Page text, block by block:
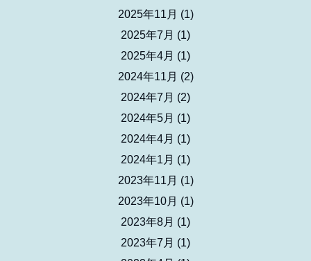
2025年11月 (1)
2025年7月 (1)
2025年4月 (1)
2024年11月 (2)
2024年7月 (2)
2024年5月 (1)
2024年4月 (1)
2024年1月 (1)
2023年11月 (1)
2023年10月 (1)
2023年8月 (1)
2023年7月 (1)